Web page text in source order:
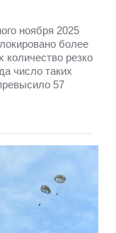
ноября 2025
более
количество резко
число таких
57